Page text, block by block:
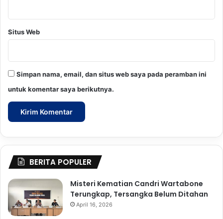
Situs Web
Simpan nama, email, dan situs web saya pada peramban ini
untuk komentar saya berikutnya.
BERITA POPULER
Misteri Kematian Candri Wartabone
Terungkap, Tersangka Belum Ditahan
April 16, 2026